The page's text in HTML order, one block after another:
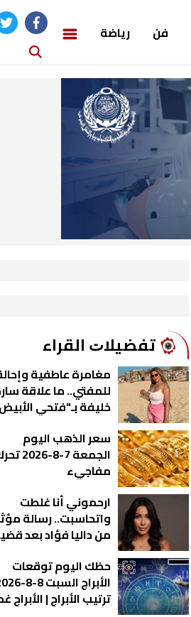
فن رياضة
ﺗﻔﻀﻴﻼﺕ اﻟﻘﺮاء
مغامرة عاطفية
للمفتي.. ما علاقة
خليفة بـ"فتحي
سعر الذهب اليوم
الجمعة 7-8-
مفاجيء
ارحموني أنا غلطت
واتحاسبت.. رسالة
من داليا فؤاد بعد
حظك اليوم توقعات
ترتيب الأبراج | الأبراج